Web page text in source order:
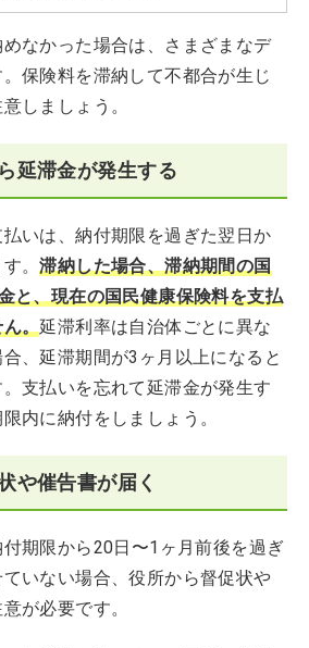
なかった場合は、さまざまなデ
保険料を滞納して不都合が生じ
しましょう。
延滞金が発生する
いは、納付期限を過ぎた翌日か
す。滞納した場合、滞納期間の国
と、現在の国民健康保険料を支払
。延滞利率は自治体ごとに異な
、延滞期間が3ヶ月以上になると
支払いを忘れて延滞金が発生す
内に納付をしましょう。
や催告書が届く
期限から20日〜1ヶ月前後を過ぎ
いない場合、役所から督促状や
が必要です。